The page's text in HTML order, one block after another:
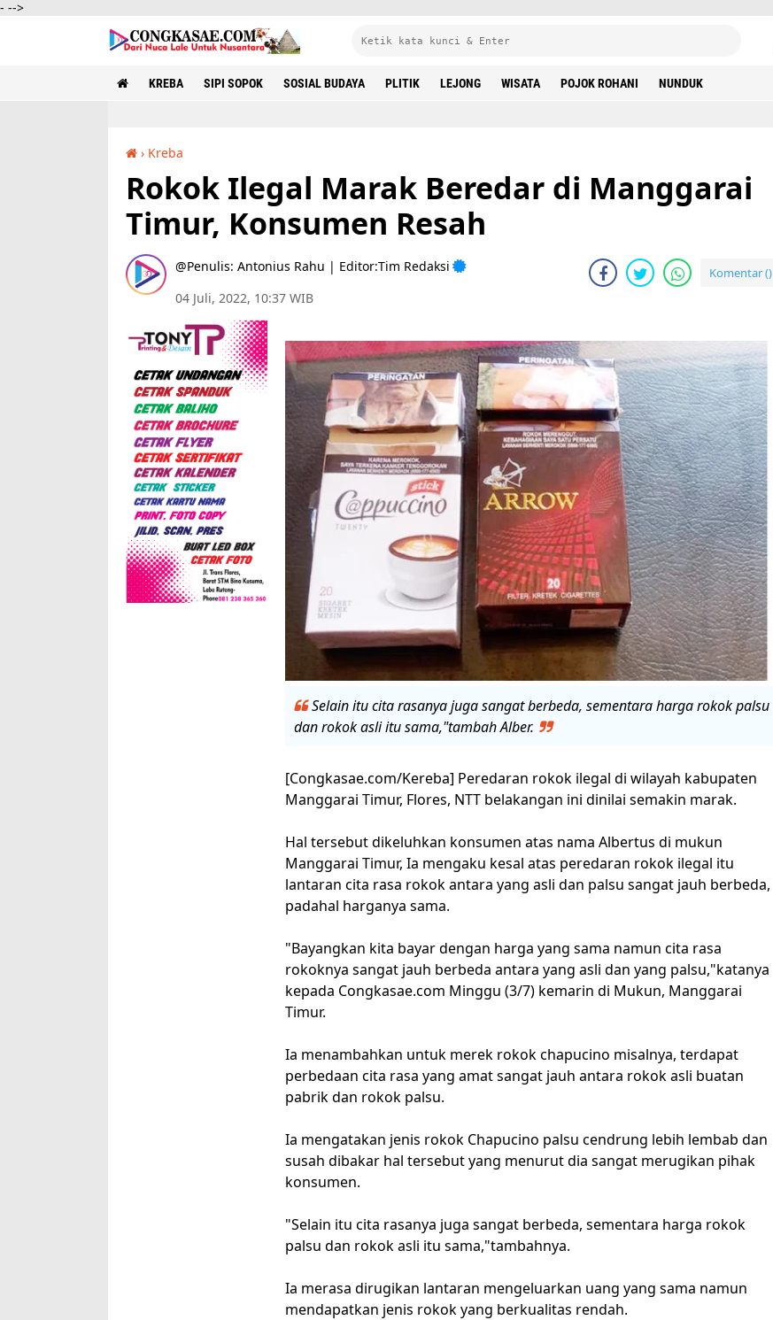
- -->
KREBA SIPI SOPOK SOSIAL BUDAYA PLITIK LEJONG WISATA POJOK ROHANI NUNDUK
› Kreba
Rokok Ilegal Marak Beredar di Manggarai
Timur, Konsumen Resah
Penulis: Antonius Rahu | Editor:Tim Redaksi
04 Juli, 2022, 10:37 WIB
Komentar ()
Selain itu cita rasanya juga sangat berbeda, sementara harga rokok palsu
dan rokok asli itu sama,"tambah Alber.
[Congkasae.com/Kereba] Peredaran rokok ilegal di wilayah kabupaten
Manggarai Timur, Flores, NTT belakangan ini dinilai semakin marak.
Hal tersebut dikeluhkan konsumen atas nama Albertus di mukun
Manggarai Timur, Ia mengaku kesal atas peredaran rokok ilegal itu
lantaran cita rasa rokok antara yang asli dan palsu sangat jauh berbeda,
padahal harganya sama.
"Bayangkan kita bayar dengan harga yang sama namun cita rasa
rokoknya sangat jauh berbeda antara yang asli dan yang palsu,"katanya
kepada Congkasae.com Minggu (3/7) kemarin di Mukun, Manggarai
Timur.
Ia menambahkan untuk merek rokok chapucino misalnya, terdapat
perbedaan cita rasa yang amat sangat jauh antara rokok asli buatan
pabrik dan rokok palsu.
Ia mengatakan jenis rokok Chapucino palsu cendrung lebih lembab dan
susah dibakar hal tersebut yang menurut dia sangat merugikan pihak
konsumen.
"Selain itu cita rasanya juga sangat berbeda, sementara harga rokok
palsu dan rokok asli itu sama,"tambahnya.
Ia merasa dirugikan lantaran mengeluarkan uang yang sama namun
mendapatkan jenis rokok yang berkualitas rendah.